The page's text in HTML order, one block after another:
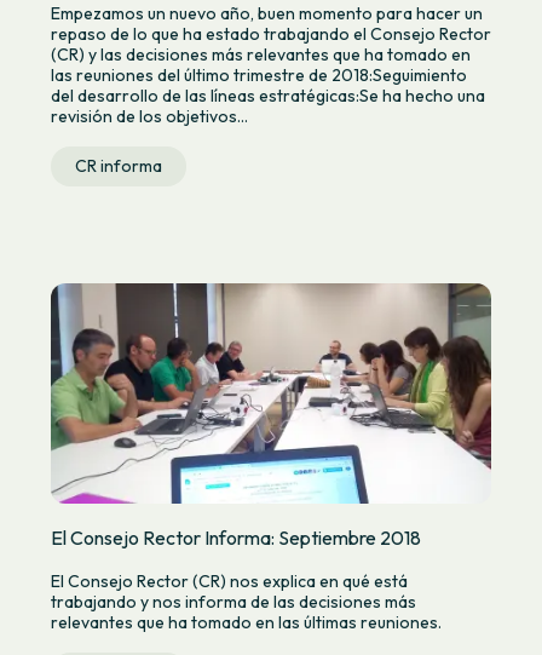
Empezamos un nuevo año, buen momento para hacer un
repaso de lo que ha estado trabajando el Consejo Rector
(CR) y las decisiones más relevantes que ha tomado en
las reuniones del último trimestre de 2018:Seguimiento
del desarrollo de las líneas estratégicas:Se ha hecho una
revisión de los objetivos...
CR informa
El Consejo Rector Informa: Septiembre 2018
El Consejo Rector (CR) nos explica en qué está
trabajando y nos informa de las decisiones más
relevantes que ha tomado en las últimas reuniones.